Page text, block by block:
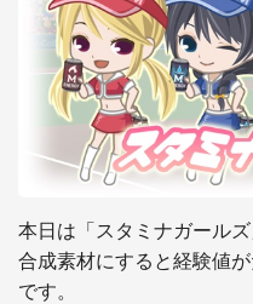
本日は「スタミナガールズ
合成素材にすると経験値
です。